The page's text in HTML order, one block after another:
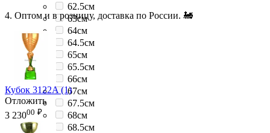
62.5см
63см
64см
64.5см
65см
65.5см
66см
67см
67.5см
68см
68.5см
4. Оптом и в розницу, доставка по России. 🚂
Кубок 3122A (1)
Отложить
3 23000 ₽